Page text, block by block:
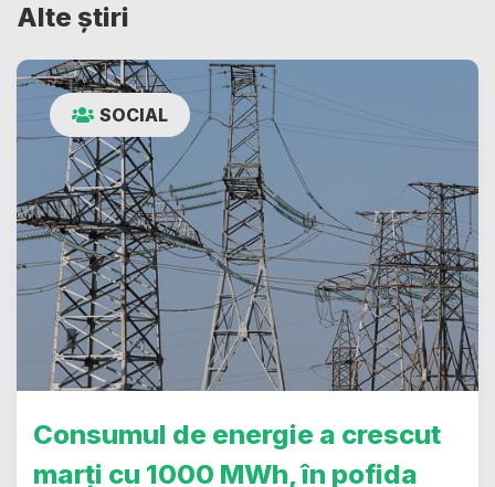
Alte știri
SOCIAL
Consumul de energie a crescut
marți cu 1000 MWh, în pofida